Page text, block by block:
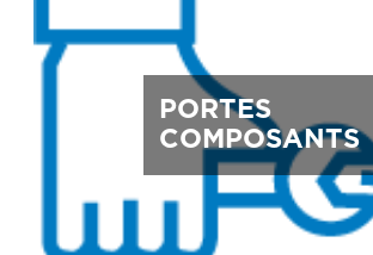
PORTES
COMPOSANTS